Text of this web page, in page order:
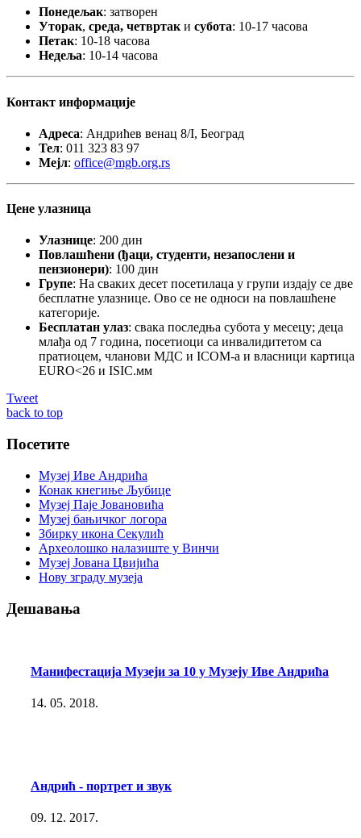
Понедељак: затворен
Уторак, среда, четвртак и субота: 10-17 часова
Петак: 10-18 часова
Недеља: 10-14 часова
Контакт информације
Адреса: Андрићев венац 8/I, Београд
Тел: 011 323 83 97
Мејл: office@mgb.org.rs
Цене улазница
Улазницe: 200 дин
Повлашћени (ђаци, студенти, незапослени и
пензионери): 100 дин
Групе: На сваких десет посетилаца у групи издају се две
бесплатне улазнице. Ово се не односи на повлашћене
категорије.
Бесплатан улаз: свака последња субота у месецу; деца
млађа од 7 година, посетиоци са инвалидитетом са
пратиоцем, чланови МДС и ICOM-а и власници картица
ЕURO<26 и ISIC.мм
Tweet
back to top
Посетите
Музеј Иве Андрића
Конак кнегиње Љубице
Музеј Паје Јовановића
Музеј бањичког логора
Збирку икона Секулић
Археолошко налазиште у Винчи
Музеј Јована Цвијића
Нову зграду музеја
Дешавања
Манифестација Музеји за 10 у Музеју Иве Андрића
14. 05. 2018.
Андрић - портрет и звук
09. 12. 2017.